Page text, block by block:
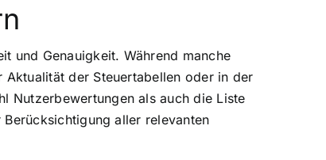
und Genauigkeit. Während manche
der Steuertabellen oder in der
Nutzerbewertungen als auch die Liste
aller relevanten